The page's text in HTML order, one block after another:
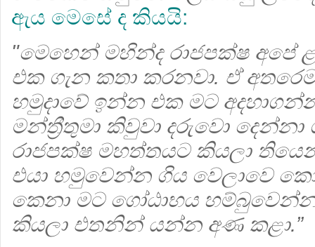
ඇය මෙසේ ද කියයි:
"මෙහෙන් මහින්ද රාජපක්ෂ අ‍පේ
එක ගැන කතා කරනවා. ඒ
හමුදාවේ ඉන්න එක මට
මන්ත්‍රීතුමා කිවුවා දරුවො දෙන්නා
රාජපක්ෂ මහත්තයට කියලා
එයා හමුවෙන්න ගිය වෙලාවෙ
කෙනා මට ගෝඨාභය
කියලා එතනින් යන්න අණ කළා.”